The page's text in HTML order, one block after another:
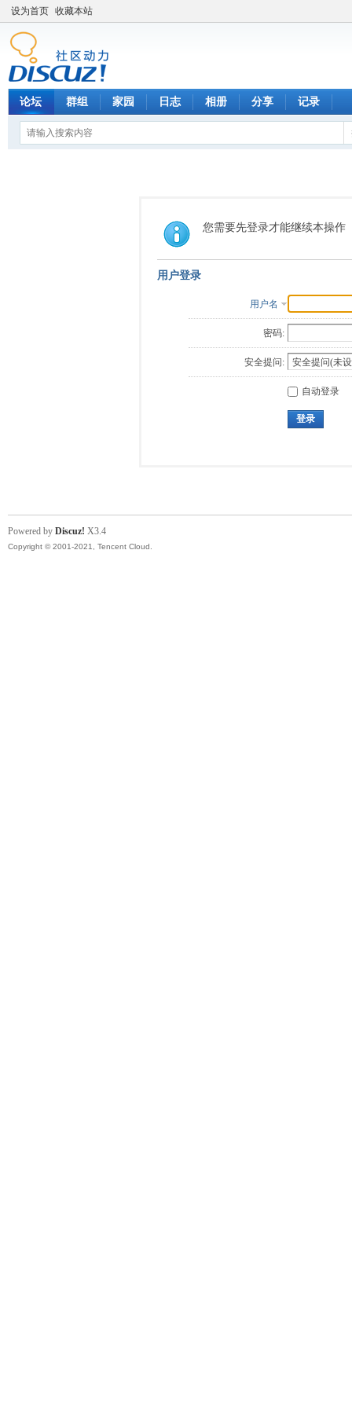
设为首页 收藏本站
论坛 群组 家园 日志 相册 分享 记录
您需要先登录才能继续本操作
用户登录
用户名
密码:
安全提问:
自动登录
登录
Powered by Discuz! X3.4
Copyright © 2001-2021, Tencent Cloud.